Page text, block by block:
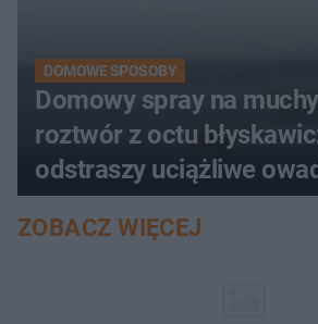
DOMOWE SPOSOBY
Domowy spray na
roztwór z octu
odstraszy uciążliwe
ZOBACZ WIĘCEJ